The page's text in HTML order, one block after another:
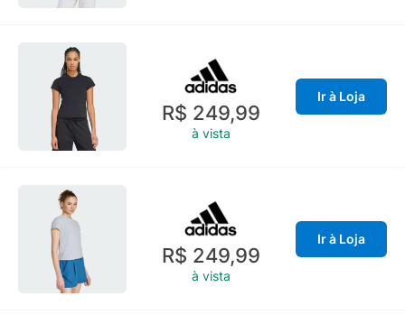
R$ 249,99
à vista
Ir à Loja
R$ 249,99
à vista
Ir à Loja